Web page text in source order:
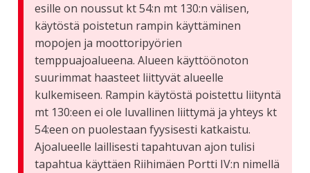
esille on noussut kt 54:n mt 130:n välisen,
käytöstä poistetun rampin käyttäminen
mopojen ja moottoripyörien
temppuajoalueena. Alueen käyttöönoton
suurimmat haasteet liittyvät alueelle
kulkemiseen. Rampin käytöstä poistettu liityntä
mt 130:een ei ole luvallinen liittymä ja yhteys kt
54:een on puolestaan fyysisesti katkaistu.
Ajoalueelle laillisesti tapahtuvan ajon tulisi
tapahtua käyttäen Riihimäen Portti IV:n nimellä